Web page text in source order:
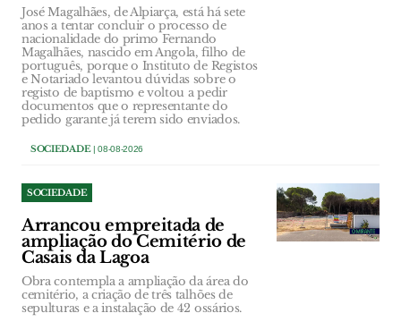
José Magalhães, de Alpiarça, está há sete
anos a tentar concluir o processo de
nacionalidade do primo Fernando
Magalhães, nascido em Angola, filho de
português, porque o Instituto de Registos
e Notariado levantou dúvidas sobre o
registo de baptismo e voltou a pedir
documentos que o representante do
pedido garante já terem sido enviados.
SOCIEDADE| 08-08-2026
SOCIEDADE
Arrancou empreitada de
ampliação do Cemitério de
Casais da Lagoa
Obra contempla a ampliação da área do
cemitério, a criação de três talhões de
sepulturas e a instalação de 42 ossários.